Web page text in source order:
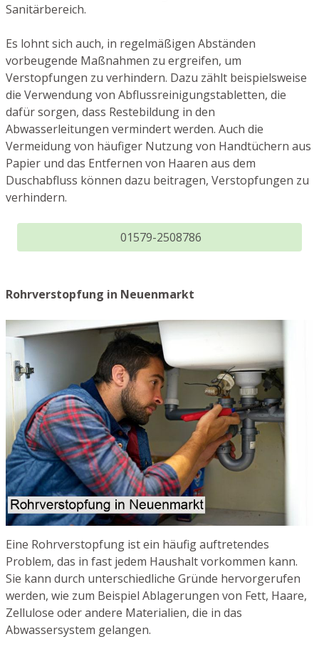
Sanitärbereich.
Es lohnt sich auch, in regelmäßigen Abständen
vorbeugende Maßnahmen zu ergreifen, um
Verstopfungen zu verhindern. Dazu zählt beispielsweise
die Verwendung von Abflussreinigungstabletten, die
dafür sorgen, dass Restebildung in den
Abwasserleitungen vermindert werden. Auch die
Vermeidung von häufiger Nutzung von Handtüchern aus
Papier und das Entfernen von Haaren aus dem
Duschabfluss können dazu beitragen, Verstopfungen zu
verhindern.
01579-2508786
Rohrverstopfung in Neuenmarkt
Eine Rohrverstopfung ist ein häufig auftretendes
Problem, das in fast jedem Haushalt vorkommen kann.
Sie kann durch unterschiedliche Gründe hervorgerufen
werden, wie zum Beispiel Ablagerungen von Fett, Haare,
Zellulose oder andere Materialien, die in das
Abwassersystem gelangen.